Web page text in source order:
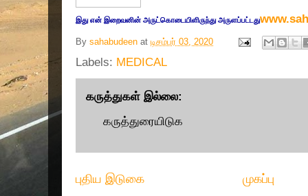
இது என் இறைவனின் அருட் கொடையிளிருந்து அருளப்பட்டது
By sahabudeen at டிசம்பர் 03, 2020
Labels: MEDICAL
கருத்துகள் இல்லை:
கருத்துரையிடுக
புதிய இடுகை முகப்பு